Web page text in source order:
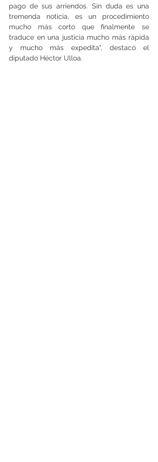
pago de sus arriendos. Sin duda es una
tremenda noticia, es un procedimiento
mucho más corto que finalmente se
traduce en una justicia mucho más rápida
y mucho más expedita", destacó el
diputado Héctor Ulloa.